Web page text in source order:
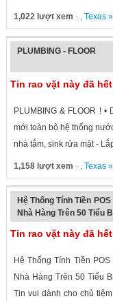
1,022 lượt xem · , Texas»
PLUMBING - FLOOR
Tin rao vặt này đã
PLUMBING & FLOOR !
mới toàn bộ hệ thống
nhà tắm, sink rửa mặt -
1,158 lượt xem · , Texas»
Hệ Thống Tính Tiền
Nhà Hàng Trên 50 Tiểu
Tin rao vặt này đã
Hệ Thống Tính Tiền
Nhà Hàng Trên 50 Tiểu
Tin vui dành cho chủ